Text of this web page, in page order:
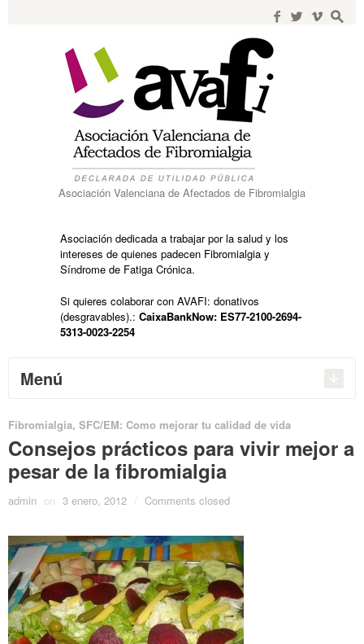
f w i s
Asociación Valenciana de Afectados de Fibromialgia
Asociación dedicada a trabajar por la salud y los
intereses de quienes padecen Fibromialgia y
Síndrome de Fatiga Crónica.
Si quieres colaborar con AVAFI: donativos
(desgravables).:CaixaBankNow: ES77-2100-2694-
5313-0023-2254
Menú
Fibromialgia, SFC/EM: Como mejorar tu calidad de vida
Consejos prácticos para vivir mejor a
pesar de la fibromialgia
admin on 3 enero, 2012 / Comments closed